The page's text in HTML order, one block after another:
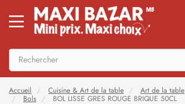
Accueil Cuisine & Art de la table Art de la table
Bols
BOL LISSE GRES ROUGE BRIQUE 50CL